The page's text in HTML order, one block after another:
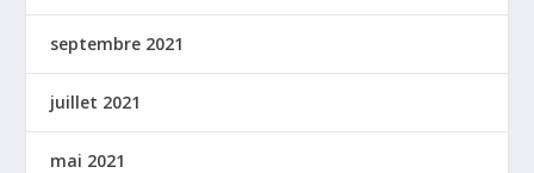
septembre 2021
juillet 2021
mai 2021